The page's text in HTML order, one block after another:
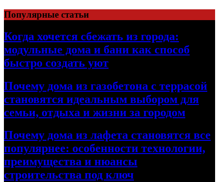
Перейти
к
содержимому
Популярные статьи
Когда хочется сбежать из города:
модульные дома и бани как способ
быстро создать уют
Почему дома из газобетона с террасой
становятся идеальным выбором для
семьи, отдыха и жизни за городом
Почему дома из лафета становятся все
популярнее: особенности технологии,
преимущества и нюансы
строительства под ключ